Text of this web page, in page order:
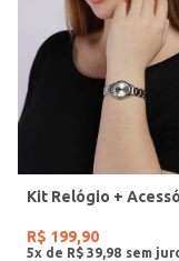
R$ 199,90
5x de R$ 39 98